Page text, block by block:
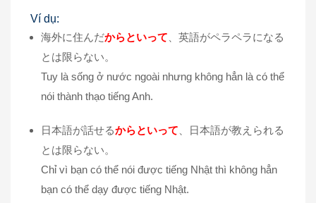
Ví dụ:
海外に住んだからといって 、英語がペラペラになる
とは限らない。
Tuy là sống ở nước ngoài nhưng không hẳn là có thể
nói thành thạo tiếng Anh.
日本語が話せるからといって 、日本語が教えられる
とは限らない。
Chỉ vì bạn có thể nói được tiếng Nhật thì không hẳn
bạn có thể dạy được tiếng Nhật.